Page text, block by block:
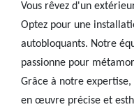
Vous rêvez d'un
Optez pour une
autobloquants. Notre
passionne pour
Grâce à notre expertise,
en œuvre précise et